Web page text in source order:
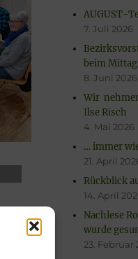
AUGUST-
7. Juli 2026
beim
8. Juni 2026
Wir
Ilse Risch
4. Mai 2026
… immer
21. April
Rückblick
14. April
Nachlese
wurde
23. Februar